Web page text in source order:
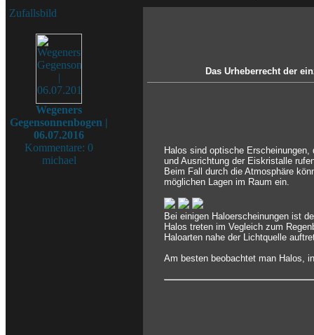
Zufallsbild
Wegeners
Gegensonnenbogen |
06.07.2016
Kommentare: 0
michael
Das Urheberrecht der
Halos sind optische
und Ausrichtung der Eiskristalle
Beim Fall durch die Atmosphäre
möglichen Lagen im Raum ein.
Bei einigen Haloerscheinungen ist
Halos treten im Vegleich zum
Haloarten nahe der Lichtquelle
Am besten beobachtet man Halos,